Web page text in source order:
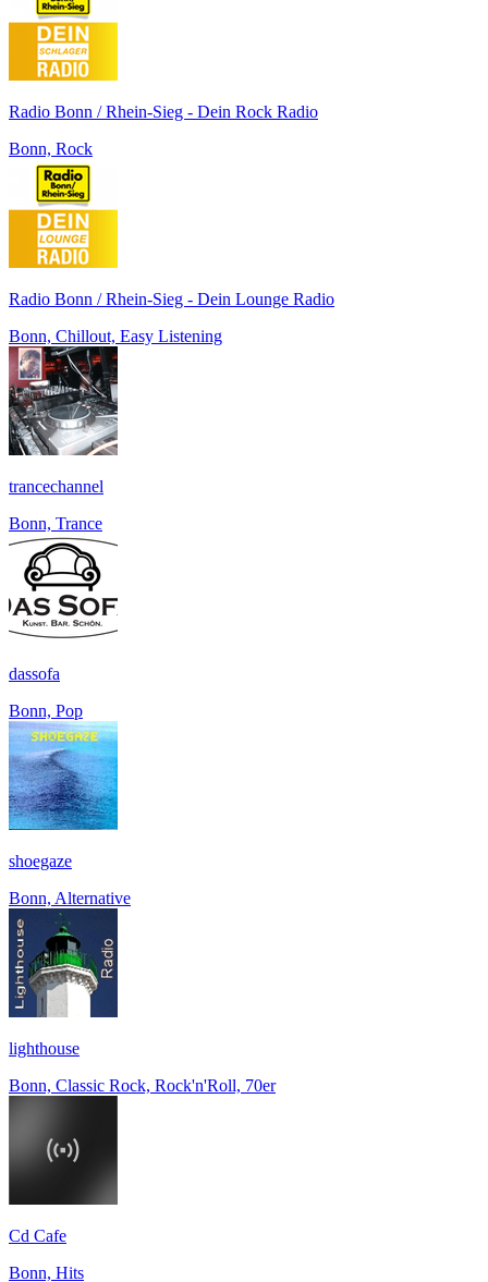
Radio Bonn / Rhein-Sieg - Dein Rock Radio
Bonn, Rock
Radio Bonn / Rhein-Sieg - Dein Lounge Radio
Bonn, Chillout, Easy Listening
trancechannel
Bonn, Trance
dassofa
Bonn, Pop
shoegaze
Bonn, Alternative
lighthouse
Bonn, Classic Rock, Rock'n'Roll, 70er
Cd Cafe
Bonn, Hits